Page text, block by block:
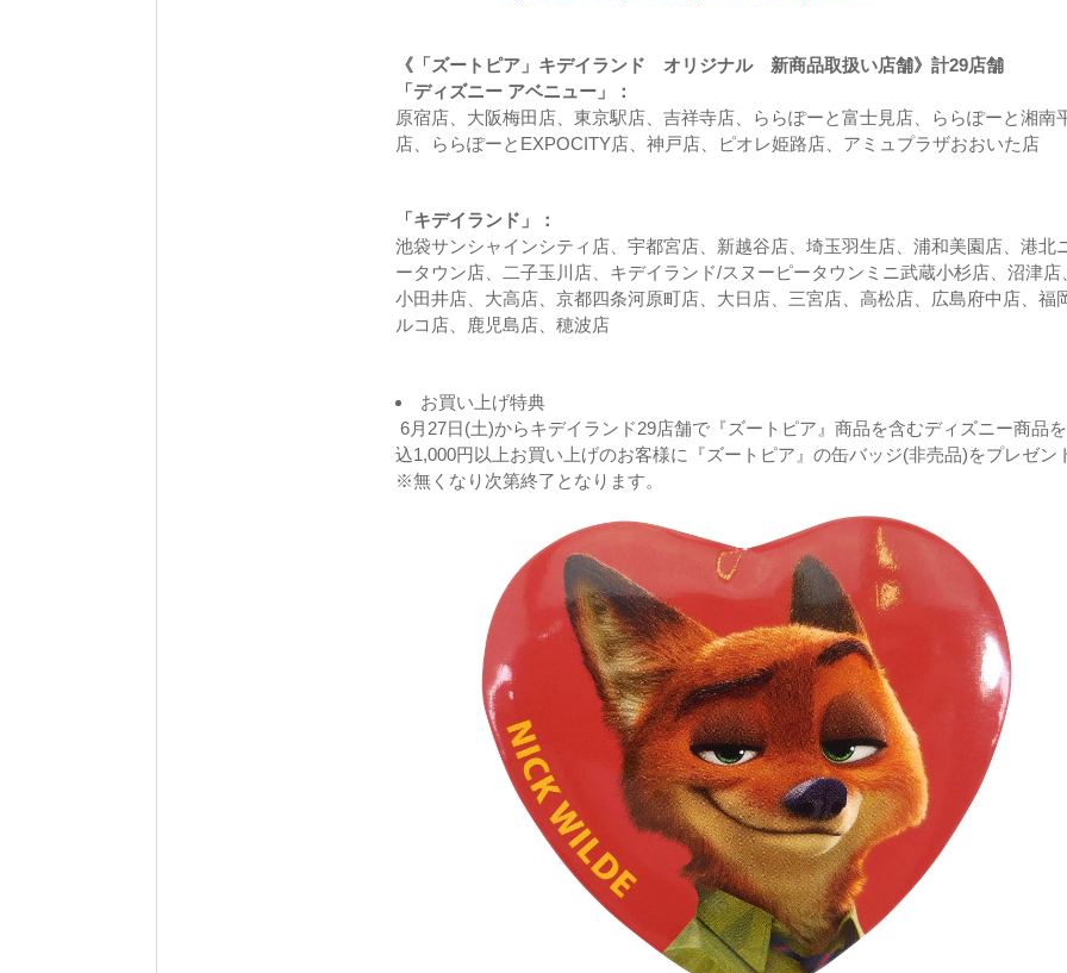
《「ズートピア」キデイランド オリジナル 新商品取扱い店舗》計29店舗
「ディズニー アベニュー」：
原宿店、大阪梅田店、東京駅店、吉祥寺店、ららぽーと富士見店、ららぽーと湘南
店、ららぽーとEXPOCITY店、神戸店、ピオレ姫路店、アミュプラザおおいた店
「キデイランド」：
池袋サンシャインシティ店、宇都宮店、新越谷店、埼玉羽生店、浦和美園店、港北
ータウン店、二子玉川店、キデイランド/スヌーピータウンミニ武蔵小杉店、沼津店
小田井店、大高店、京都四条河原町店、大日店、三宮店、高松店、広島府中店、福
ルコ店、鹿児島店、穂波店
お買い上げ特典
6月27日(土)からキデイランド29店舗で『ズートピア』商品を含むディズニー商品
込1,000円以上お買い上げのお客様に『ズートピア』の缶バッジ(非売品)をプレゼン
※無くなり次第終了となります。